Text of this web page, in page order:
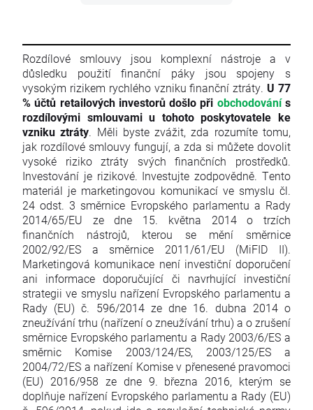
Rozdílové smlouvy jsou komplexní nástroje a v
důsledku použití finanční páky jsou spojeny s
vysokým rizikem rychlého vzniku finanční ztráty. U 77
% účtů retailových investorů došlo při obchodovánís
rozdílovými smlouvami u tohoto poskytovatele ke
vzniku ztráty. Měli byste zvážit, zda rozumíte tomu,
jak rozdílové smlouvy fungují, a zda si můžete dovolit
vysoké riziko ztráty svých finančních prostředků.
Investování je rizikové. Investujte zodpovědně. Tento
materiál je marketingovou komunikací ve smyslu čl.
24 odst. 3 směrnice Evropského parlamentu a Rady
2014/65/EU ze dne 15. května 2014 o trzích
finančních nástrojů, kterou se mění směrnice
2002/92/ES a směrnice 2011/61/EU (MiFID II).
Marketingová komunikace není investiční doporučení
ani informace doporučující či navrhující investiční
strategii ve smyslu nařízení Evropského parlamentu a
Rady (EU) č. 596/2014 ze dne 16. dubna 2014 o
zneužívání trhu (nařízení o zneužívání trhu) a o zrušení
směrnice Evropského parlamentu a Rady 2003/6/ES a
směrnic Komise 2003/124/ES, 2003/125/ES a
2004/72/ES a nařízení Komise v přenesené pravomoci
(EU) 2016/958 ze dne 9. března 2016, kterým se
doplňuje nařízení Evropského parlamentu a Rady (EU)